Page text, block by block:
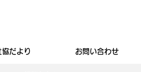
協だより お問い合わせ